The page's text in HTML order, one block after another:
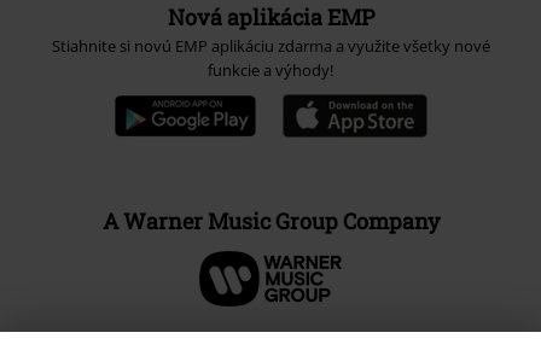
Nová aplikácia EMP
Stiahnite si novú EMP aplikáciu zdarma a využite všetky nové
funkcie a výhody!
A Warner Music Group Company